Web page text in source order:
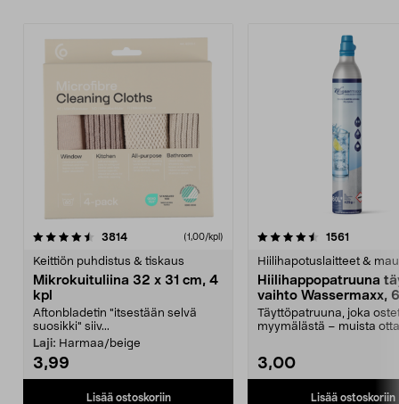
3814arvostelut (1,00/kpl)
Keittiön puhdistus & tiskaus
Mikrokuituliina 32 x 31 cm, 4
kpl
Aftonbladetin "itsestään selvä
suosikki" siiv...
Laji: Harmaa/beige
3,99
Lisää ostoskoriin
4.5viidestä
1561
Hiilihapotuslaitteet &
Hiilihappopatruuna
vaihto Wassermaxx,
Täyttöpatruuna, joka
myymälästä – muista
3,00
Lisää ostoskoriin
4.5viidestä